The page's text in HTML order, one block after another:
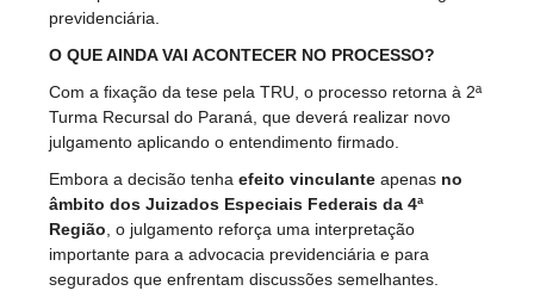
previdenciária.
O QUE AINDA VAI ACONTECER NO PROCESSO?
Com a fixação da tese pela TRU, o processo retorna à 2ª
Turma Recursal do Paraná, que deverá realizar novo
julgamento aplicando o entendimento firmado.
Embora a decisão tenha efeito vinculante apenas no
âmbito dos Juizados Especiais Federais da 4ª
Região , o julgamento reforça uma interpretação
importante para a advocacia previdenciária e para
segurados que enfrentam discussões semelhantes.